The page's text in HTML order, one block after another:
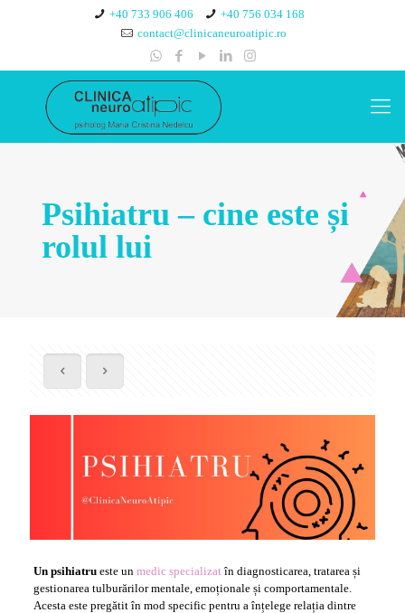
+40 733 906 406
+40 756 034 168
contact@clinicaneuroatipic.ro
Psihiatru – cine este și
rolul lui
Un psihiatrueste un medic specializat în diagnosticarea, tratarea și
gestionarea tulburărilor mentale, emoționale și comportamentale.
Acesta este pregătit în mod specific pentru a înțelege relația dintre